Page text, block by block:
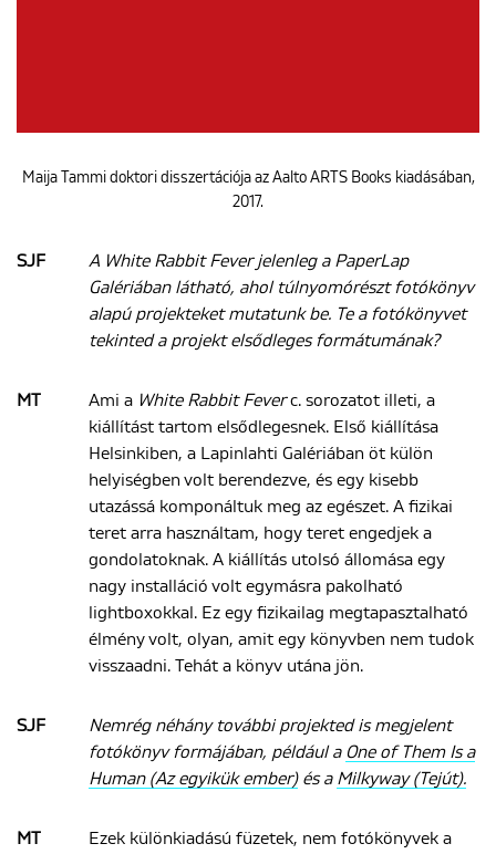
Maija Tammi doktori disszertációja az Aalto ARTS Books kiadásában,
2017.
SJF
A White Rabbit Fever jelenleg a PaperLap
Galériában látható, ahol túlnyomórészt fotókönyv
alapú projekteket mutatunk be. Te a fotókönyvet
tekinted a projekt elsődleges formátumának?
MT Ami a White Rabbit Feverc. sorozatot illeti, a
kiállítást tartom elsődlegesnek. Első kiállítása
Helsinkiben, a Lapinlahti Galériában öt külön
helyiségben volt berendezve, és egy kisebb
utazássá komponáltuk meg az egészet. A fizikai
teret arra használtam, hogy teret engedjek a
gondolatoknak. A kiállítás utolsó állomása egy
nagy installáció volt egymásra pakolható
lightboxokkal. Ez egy fizikailag megtapasztalható
élmény volt, olyan, amit egy könyvben nem tudok
visszaadni. Tehát a könyv utána jön.
SJF
Nemrég néhány további projekted is megjelent
fotókönyv formájában, például a One of Them Is a
Human (Az egyikük ember)és a Milkyway (Tejút).
MT
Ezek különkiadású füzetek, nem fotókönyvek a